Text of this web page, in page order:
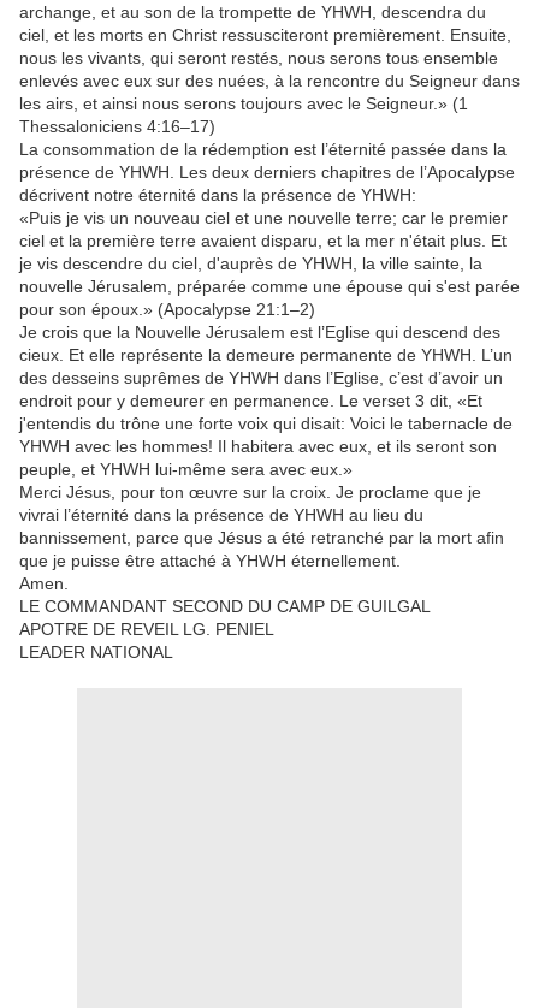
archange, et au son de la trompette de YHWH, descendra du
ciel, et les morts en Christ ressusciteront premièrement. Ensuite,
nous les vivants, qui seront restés, nous serons tous ensemble
enlevés avec eux sur des nuées, à la rencontre du Seigneur dans
les airs, et ainsi nous serons toujours avec le Seigneur.» (1
Thessaloniciens 4:16–17)
La consommation de la rédemption est l’éternité passée dans la
présence de YHWH. Les deux derniers chapitres de l’Apocalypse
décrivent notre éternité dans la présence de YHWH:
«Puis je vis un nouveau ciel et une nouvelle terre; car le premier
ciel et la première terre avaient disparu, et la mer n'était plus. Et
je vis descendre du ciel, d'auprès de YHWH, la ville sainte, la
nouvelle Jérusalem, préparée comme une épouse qui s'est parée
pour son époux.» (Apocalypse 21:1–2)
Je crois que la Nouvelle Jérusalem est l’Eglise qui descend des
cieux. Et elle représente la demeure permanente de YHWH. L’un
des desseins suprêmes de YHWH dans l’Eglise, c’est d’avoir un
endroit pour y demeurer en permanence. Le verset 3 dit, «Et
j'entendis du trône une forte voix qui disait: Voici le tabernacle de
YHWH avec les hommes! Il habitera avec eux, et ils seront son
peuple, et YHWH lui-même sera avec eux.»
Merci Jésus, pour ton œuvre sur la croix. Je proclame que je
vivrai l’éternité dans la présence de YHWH au lieu du
bannissement, parce que Jésus a été retranché par la mort afin
que je puisse être attaché à YHWH éternellement.
Amen.
LE COMMANDANT SECOND DU CAMP DE GUILGAL
APOTRE DE REVEIL LG. PENIEL
LEADER NATIONAL